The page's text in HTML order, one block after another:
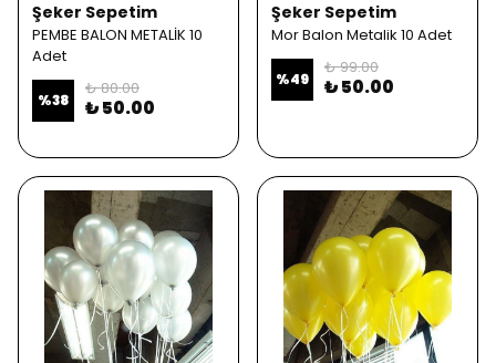
Şeker Sepetim
PEMBE BALON METALİK 10
Adet
%38
₺ 80.00
₺ 50.00
Şeker Sepetim
Mor Balon Metalik 10 Adet
%49
₺ 99.00
₺ 50.00